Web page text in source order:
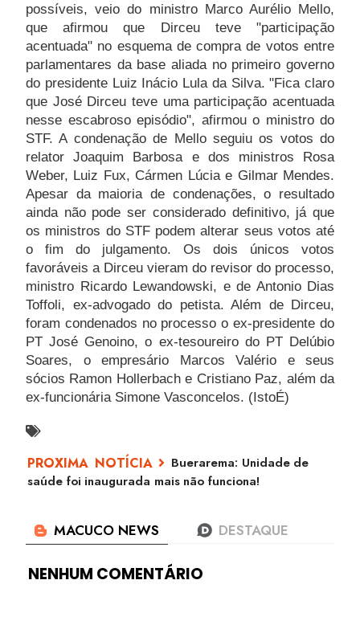
possíveis, veio do ministro Marco Aurélio Mello,
que afirmou que Dirceu teve "participação
acentuada" no esquema de compra de votos entre
parlamentares da base aliada no primeiro governo
do presidente Luiz Inácio Lula da Silva. "Fica claro
que José Dirceu teve uma participação acentuada
nesse escabroso episódio", afirmou o ministro do
STF. A condenação de Mello seguiu os votos do
relator Joaquim Barbosa e dos ministros Rosa
Weber, Luiz Fux, Cármen Lúcia e Gilmar Mendes.
Apesar da maioria de condenações, o resultado
ainda não pode ser considerado definitivo, já que
os ministros do STF podem alterar seus votos até
o fim do julgamento. Os dois únicos votos
favoráveis a Dirceu vieram do revisor do processo,
ministro Ricardo Lewandowski, e de Antonio Dias
Toffoli, ex-advogado do petista. Além de Dirceu,
foram condenados no processo o ex-presidente do
PT José Genoino, o ex-tesoureiro do PT Delúbio
Soares, o empresário Marcos Valério e seus
sócios Ramon Hollerbach e Cristiano Paz, além da
ex-funcionária Simone Vasconcelos. (IstoÉ)
Buerarema: Unidade de
saúde foi inaugurada mais não funciona!
NENHUM COMENTÁRIO